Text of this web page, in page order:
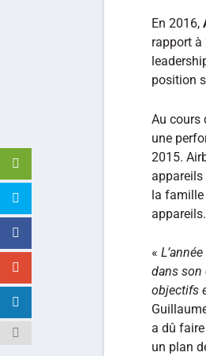
En 2016,
rapport à
position
Au cours
une
2015.
appareils
la famille
appareils.
«
dans son
objectifs
a dû
un plan